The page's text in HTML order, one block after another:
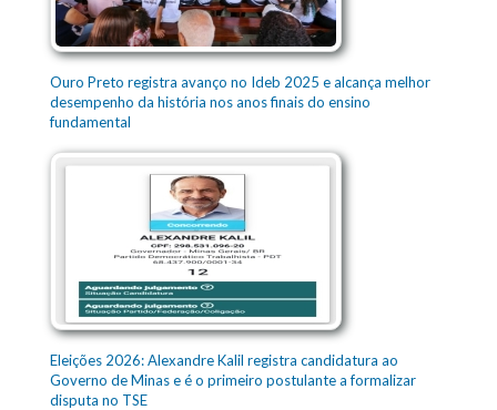
Ouro Preto registra avanço no Ideb 2025 e alcança melhor
desempenho da história nos anos finais do ensino
fundamental
Eleições 2026: Alexandre Kalil registra candidatura ao
Governo de Minas e é o primeiro postulante a formalizar
disputa no TSE